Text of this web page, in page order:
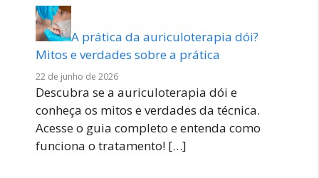
A prática da auriculoterapia dói?
Mitos e verdades sobre a prática
22 de junho de 2026
Descubra se a auriculoterapia dói e
conheça os mitos e verdades da técnica.
Acesse o guia completo e entenda como
funciona o tratamento! […]